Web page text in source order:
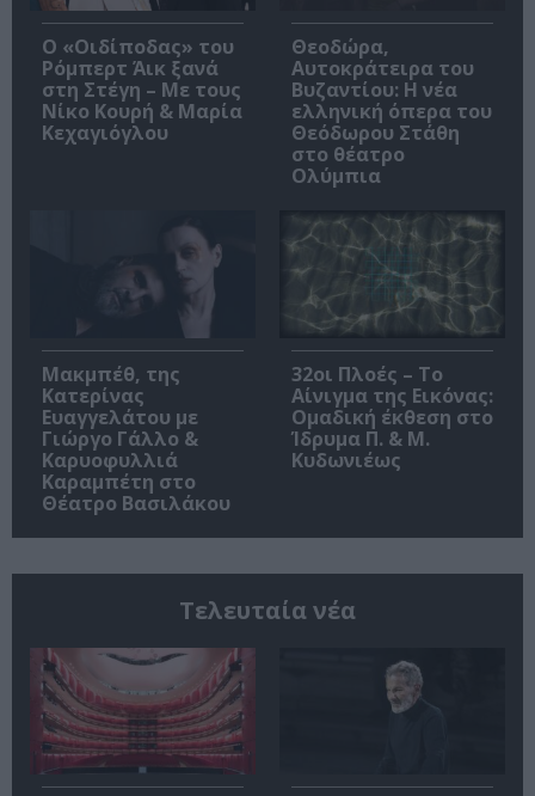
O «Οιδίποδας» του
Ρόμπερτ Άικ ξανά
στη Στέγη – Με τους
Νίκο Κουρή & Μαρία
Κεχαγιόγλου
Θεοδώρα,
Αυτοκράτειρα του
Βυζαντίου: Η νέα
ελληνική όπερα του
Θεόδωρου Στάθη
στο θέατρο
Ολύμπια
Μακμπέθ, της
Κατερίνας
Ευαγγελάτου με
Γιώργο Γάλλο &
Καρυοφυλλιά
Καραμπέτη στο
Θέατρο Βασιλάκου
32οι Πλοές – Το
Αίνιγμα της Εικόνας:
Ομαδική έκθεση στο
Ίδρυμα Π. & Μ.
Κυδωνιέως
Τελευταία νέα